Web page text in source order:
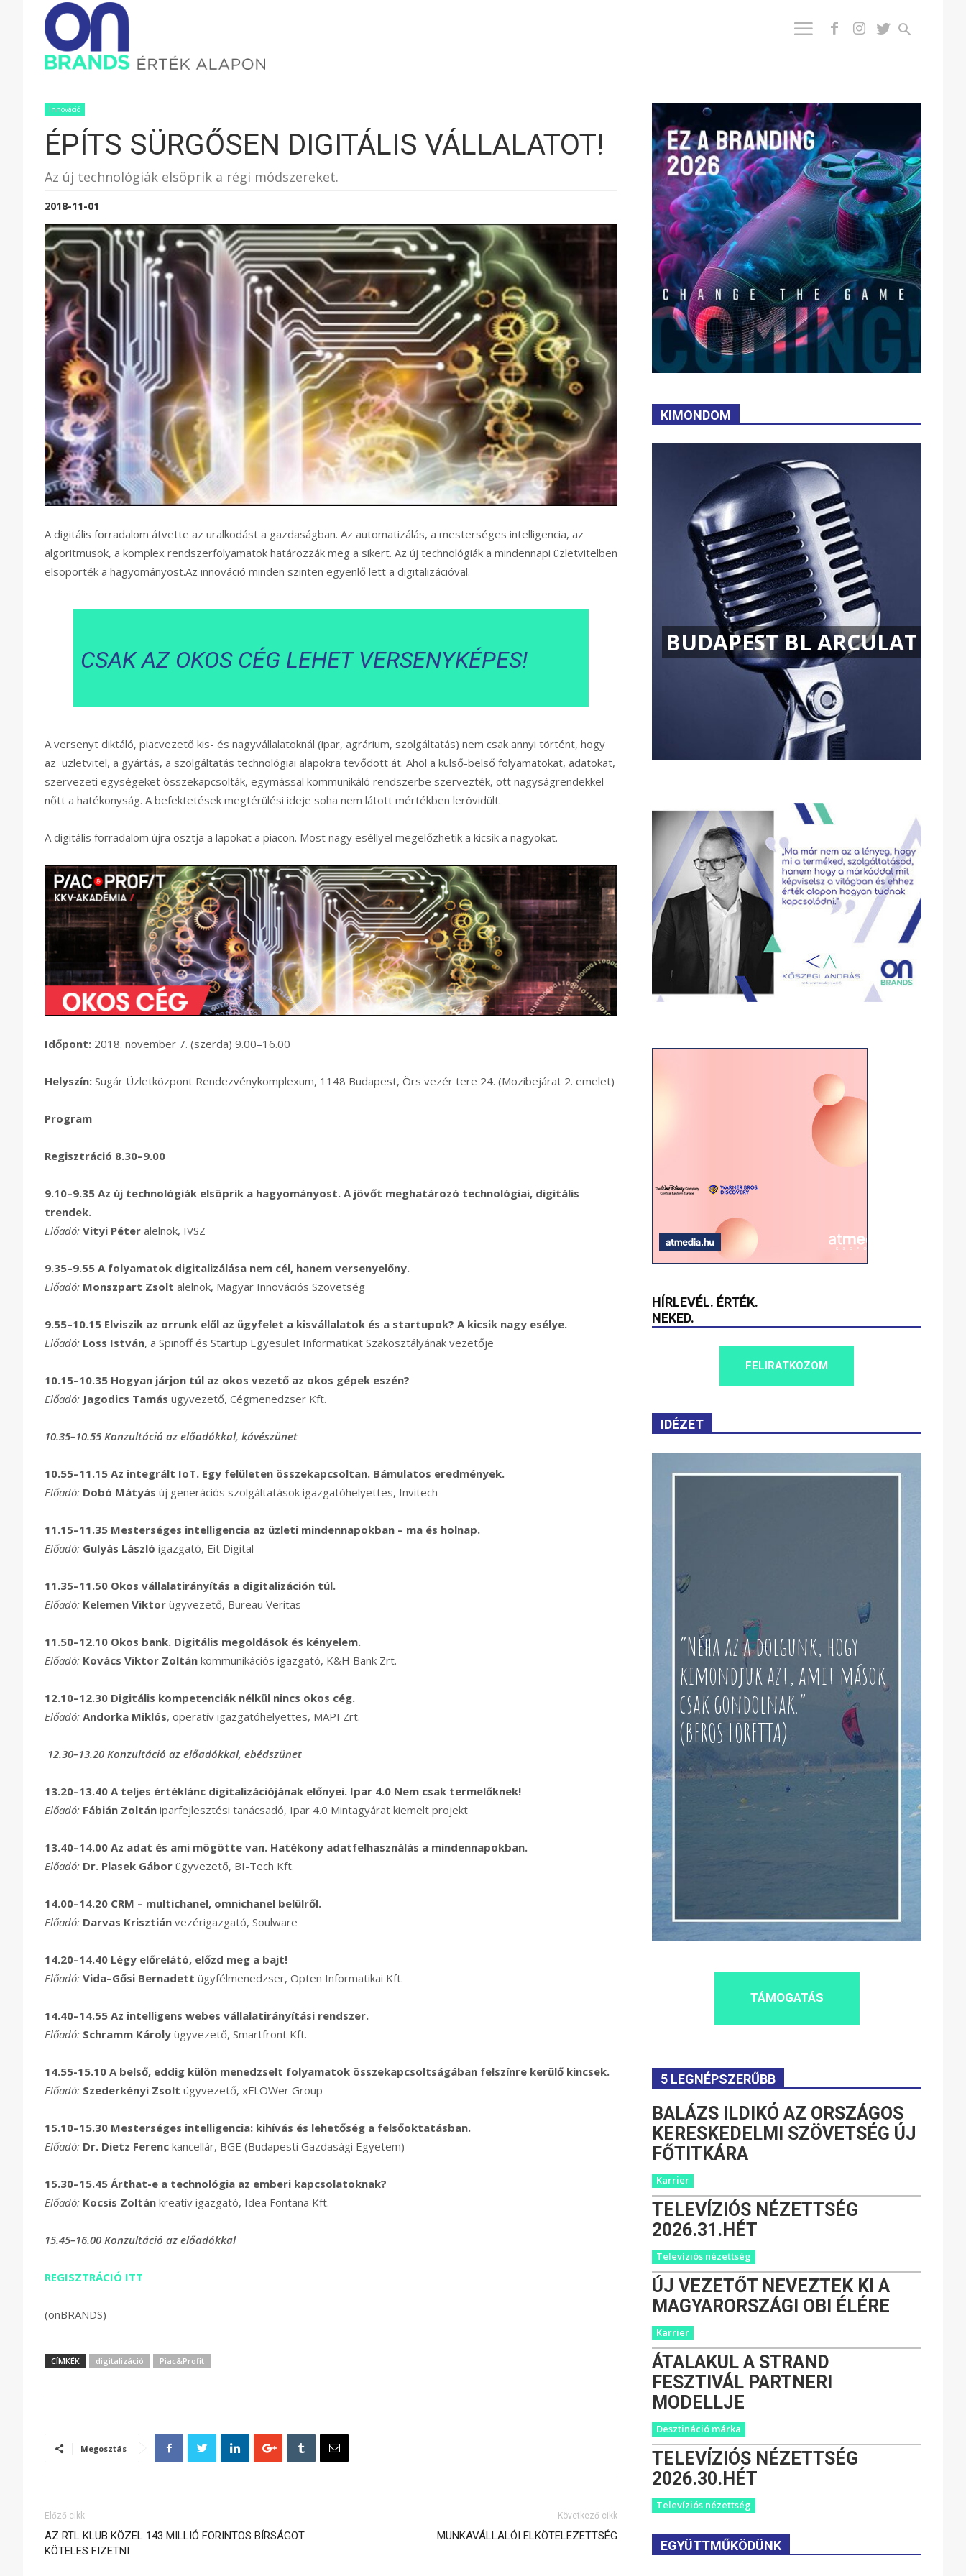
ÉRTÉK
Innováció
ÉPÍTS SÜRGŐSEN DIGITÁLIS VÁLLALATOT!
Az új technológiák elsöprik a régi módszereket.
2018-11-01
A digitális forradalom átvette az uralkodást a gazdaságban. Az automatizálás, a mesterséges intelligencia, az
algoritmusok, a komplex rendszerfolyamatok határozzák meg a sikert. Az új technológiák a mindennapi üzletvitelben
elsöpörték a hagyományost.Az innováció minden szinten egyenlő lett a digitalizációval.
CSAK AZ OKOS CÉG LEHET VERSENYKÉPES!
A versenyt diktáló, piacvezető kis- és nagyvállalatoknál (ipar, agrárium, szolgáltatás) nem csak annyi történt, hogy
az üzletvitel, a gyártás, a szolgáltatás technológiai alapokra tevődött át. Ahol a külső-belső folyamatokat, adatokat,
szervezeti egységeket összekapcsolták, egymással kommunikáló rendszerbe szervezték, ott nagyságrendekkel
nőtt a hatékonyság. A befektetések megtérülési ideje soha nem látott mértékben lerövidült.
A digitális forradalom újra osztja a lapokat a piacon. Most nagy eséllyel megelőzhetik a kicsik a nagyokat.
Időpont: 2018. november 7. (szerda) 9.00–16.00
Helyszín: Sugár Üzletközpont Rendezvénykomplexum, 1148 Budapest, Örs vezér tere 24. (Mozibejárat 2. emelet)
Program
Regisztráció 8.30–9.00
9.10–9.35 Az új technológiák elsöprik a hagyományost. A jövőt meghatározó technológiai, digitális
trendek.
Előadó: Vityi Péter alelnök, IVSZ
9.35–9.55 A folyamatok digitalizálása nem cél, hanem versenyelőny.
Előadó: Monszpart Zsolt alelnök, Magyar Innovációs Szövetség
9.55–10.15 Elviszik az orrunk elől az ügyfelet a kisvállalatok és a startupok? A kicsik nagy esélye.
Előadó: Loss István, a Spinoff és Startup Egyesület Informatikat Szakosztályának vezetője
10.15–10.35 Hogyan járjon túl az okos vezető az okos gépek eszén?
Előadó: Jagodics Tamás ügyvezető, Cégmenedzser Kft.
10.35–10.55 Konzultáció az előadókkal, kávészünet
10.55–11.15 Az integrált IoT. Egy felületen összekapcsoltan. Bámulatos eredmények.
Előadó: Dobó Mátyás új generációs szolgáltatások igazgatóhelyettes, Invitech
11.15–11.35 Mesterséges intelligencia az üzleti mindennapokban – ma és holnap.
Előadó: Gulyás László igazgató, Eit Digital
11.35–11.50 Okos vállalatirányítás a digitalizáción túl.
Előadó: Kelemen Viktor ügyvezető, Bureau Veritas
11.50–12.10 Okos bank. Digitális megoldások és kényelem.
Előadó: Kovács Viktor Zoltán kommunikációs igazgató, K&H Bank Zrt.
12.10–12.30 Digitális kompetenciák nélkül nincs okos cég.
Előadó: Andorka Miklós, operatív igazgatóhelyettes, MAPI Zrt.
12.30–13.20 Konzultáció az előadókkal, ebédszünet
13.20–13.40 A teljes értéklánc digitalizációjának előnyei. Ipar 4.0 Nem csak termelőknek!
Előadó: Fábián Zoltán iparfejlesztési tanácsadó, Ipar 4.0 Mintagyárat kiemelt projekt
13.40–14.00 Az adat és ami mögötte van. Hatékony adatfelhasználás a mindennapokban.
Előadó: Dr. Plasek Gábor ügyvezető, BI-Tech Kft.
14.00–14.20 CRM – multichanel, omnichanel belülről.
Előadó: Darvas Krisztián vezérigazgató, Soulware
14.20–14.40 Légy előrelátó, előzd meg a bajt!
Előadó: Vida–Gősi Bernadett ügyfélmenedzser, Opten Informatikai Kft.
14.40–14.55 Az intelligens webes vállalatirányítási rendszer.
Előadó: Schramm Károly ügyvezető, Smartfront Kft.
14.55-15.10 A belső, eddig külön menedzselt folyamatok összekapcsoltságában felszínre kerülő kincsek.
Előadó: Szederkényi Zsolt ügyvezető, xFLOWer Group
15.10–15.30 Mesterséges intelligencia: kihívás és lehetőség a felsőoktatásban.
Előadó: Dr. Dietz Ferenc kancellár, BGE (Budapesti Gazdasági Egyetem)
15.30–15.45 Árthat-e a technológia az emberi kapcsolatoknak?
Előadó: Kocsis Zoltán kreatív igazgató, Idea Fontana Kft.
15.45–16.00 Konzultáció az előadókkal
REGISZTRÁCIÓ ITT
(onBRANDS)
CÍMKÉK digitalizáció Piac&Profit
Megosztás
Előző cikk
AZ RTL KLUB KÖZEL 143 MILLIÓ FORINTOS BÍRSÁGOT
KÖTELES FIZETNI
Következő cikk
MUNKAVÁLLALÓI ELKÖTELEZETTSÉG
KIMONDOM
BUDAPEST BL ARCULAT
HÍRLEVÉL. ÉRTÉK.
NEKED.
FELIRATKOZOM
IDÉZET
“Néha az a dolgunk, hogy
kimondjuk azt, amit mások
csak gondolnak.”
(BEROS LORETTA)
TÁMOGATÁS
5 LEGNÉPSZERŰBB
BALÁZS ILDIKÓ AZ ORSZÁGOS
KERESKEDELMI SZÖVETSÉG ÚJ
FŐTITKÁRA
Karrier
TELEVÍZIÓS NÉZETTSÉG
2026.31.HÉT
Televíziós nézettség
ÚJ VEZETŐT NEVEZTEK KI A
MAGYARORSZÁGI OBI ÉLÉRE
Karrier
ÁTALAKUL A STRAND
FESZTIVÁL PARTNERI
MODELLJE
Desztináció márka
TELEVÍZIÓS NÉZETTSÉG
2026.30.HÉT
Televíziós nézettség
EGYÜTTMŰKÖDÜNK